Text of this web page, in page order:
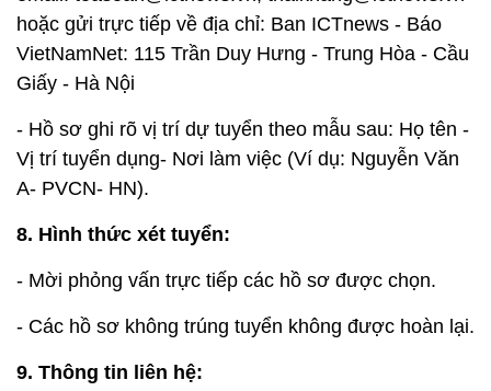
hoặc gửi trực tiếp về địa chỉ: Ban ICTnews - Báo
VietNamNet: 115 Trần Duy Hưng - Trung Hòa - Cầu
Giấy - Hà Nội
- Hồ sơ ghi rõ vị trí dự tuyển theo mẫu sau: Họ tên -
Vị trí tuyển dụng- Nơi làm việc (Ví dụ: Nguyễn Văn
A- PVCN- HN).
8. Hình thức xét tuyển:
- Mời phỏng vấn trực tiếp các hồ sơ được chọn.
- Các hồ sơ không trúng tuyển không được hoàn lại.
9. Thông tin liên hệ: